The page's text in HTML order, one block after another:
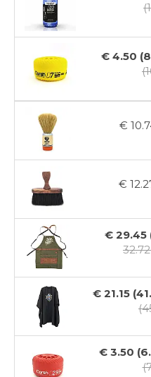
€ 4.50
€
€
€ 29.45
€ 21.15
€ 3.50